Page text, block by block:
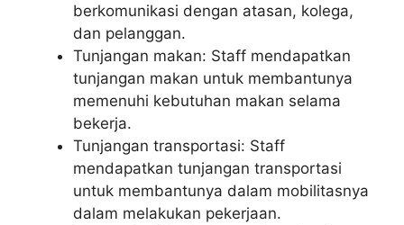
berkomunikasi dengan atasan, kolega,
dan pelanggan.
Tunjangan makan: Staff mendapatkan
tunjangan makan untuk membantunya
memenuhi kebutuhan makan selama
bekerja.
Tunjangan transportasi: Staff
mendapatkan tunjangan transportasi
untuk membantunya dalam mobilitasnya
dalam melakukan pekerjaan.